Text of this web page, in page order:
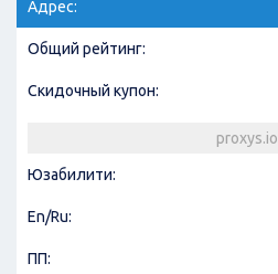
Адрес:
Общий рейтинг:
Скидочный купон:
proxys.io
Юзабилити:
En/Ru:
ПП: